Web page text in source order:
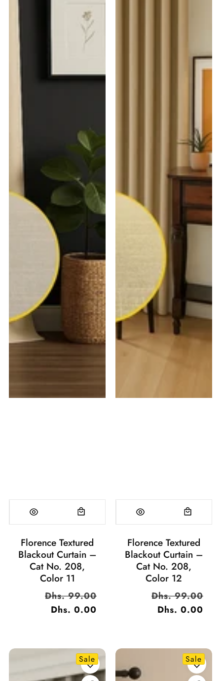
Florence Textured
Blackout Curtain –
Cat No. 208,
Color 12
السعر
العادي
Dhs. 99.00
Dhs. 0.00
Florence Textured
Blackout Curtain –
Cat No. 208,
Color 11
السعر
العادي
Dhs. 99.00
Dhs. 0.00
Sale
Sale